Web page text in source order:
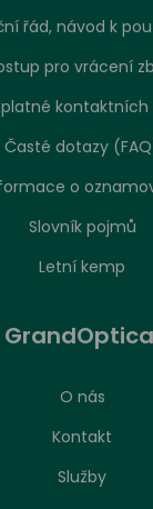
řád, návod k
pro vrácení
kontaktních
Časté dotazy
o
Slovník pojmů
Letní kemp
O nás
Kontakt
Služby